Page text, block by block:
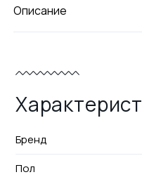
Описание
Бренд
Пол